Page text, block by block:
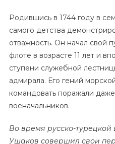
Родившись в 1744 году в
самого детства
отважность. Он начал свой
флоте в возрасте 11 лет и
ступени служебной
адмирала. Его гений
командовать поражали
военачальников.
Во время русско-турецкой
Ушаков совершил свои